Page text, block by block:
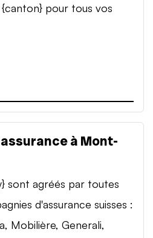
pour tous vos
à Mont-
sont agréés par toutes
d'assurance suisses :
Mobilière, Generali,